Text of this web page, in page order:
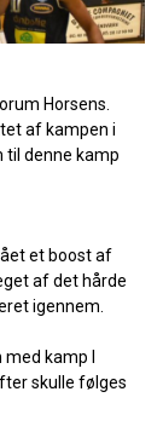
Horsens.
af kampen i
til denne kamp
et boost af
af det hårde
igennem.
kamp I
skulle følges